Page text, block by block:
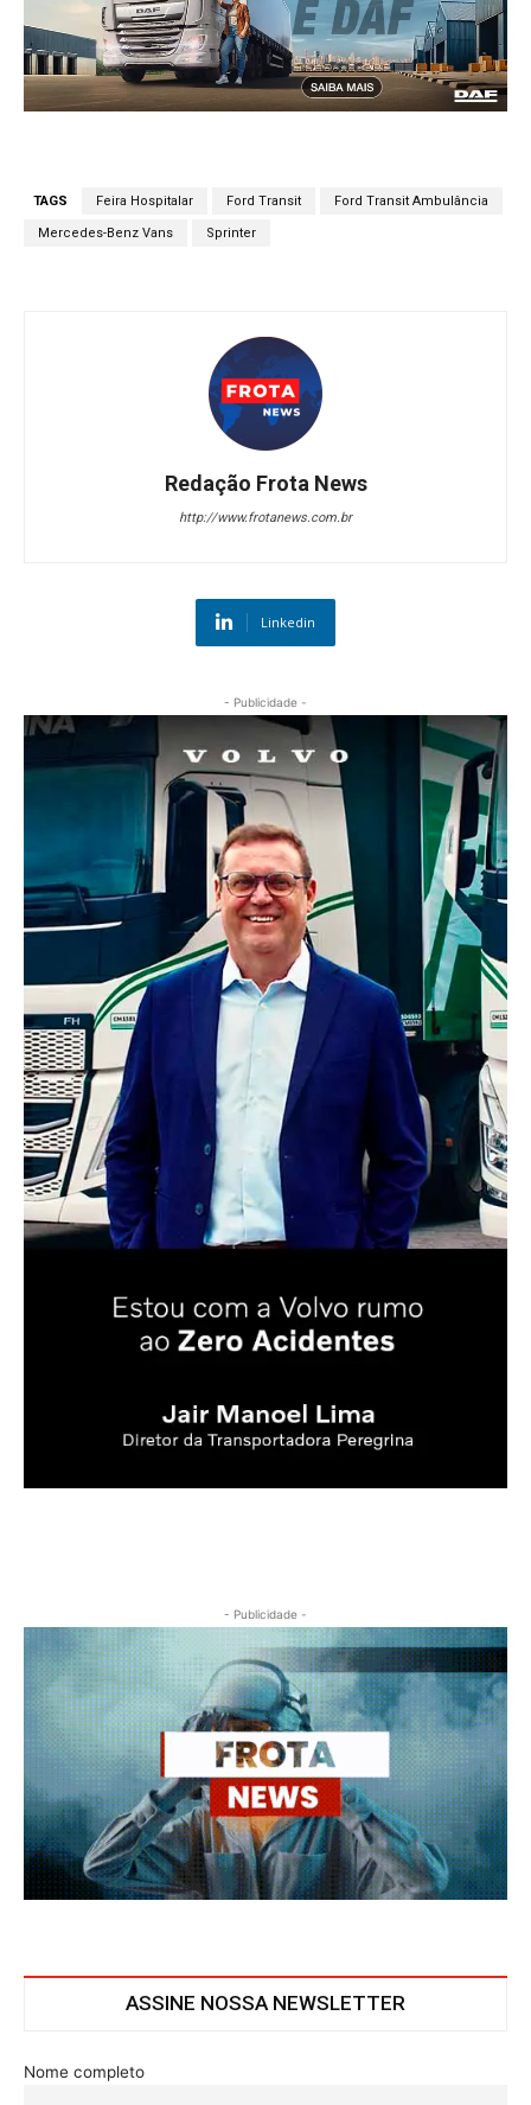
TAGS Feira Hospitalar Ford Transit Ford Transit Ambulância
Mercedes-Benz Vans Sprinter
Redação Frota News
http://www.frotanews.com.br
Linkedin
- Publicidade -
- Publicidade -
ASSINE NOSSA NEWSLETTER
Nome completo